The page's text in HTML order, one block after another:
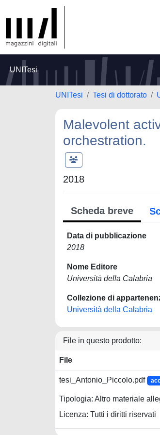
UNITesi
UNITesi Tesi di dottorato
Malevolent
orchestration.
2018
Scheda breve
Data di pubblicazione
2018
Nome Editore
Università della Calabria
Collezione di
Università della Calabria
File in questo prodotto:
File
tesi_Antonio_Piccolo.pdf
Tipologia: Altro materiale
Licenza: Tutti i diritti riservati